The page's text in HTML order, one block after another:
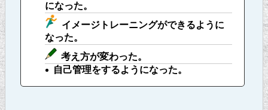
になった。
イメージトレーニングができるように
なった。
考え方が変わった。
自己管理をするようになった。